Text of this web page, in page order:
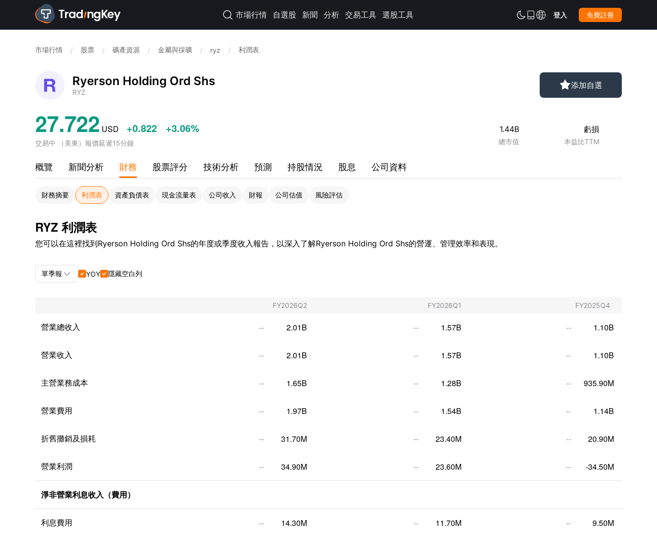
 市場行情 自選股 新聞 分析 交易工具 選股工具  登入 免費註冊
市場行情 / 股票 / 礦產資源 / 金屬與採礦 / ryz / 利潤表
Ryerson Holding Ord Shs
RYZ
添加自選
27.722 USD +0.822 +3.06%
交易中 （美東） 報價延遲15分鐘
1.44B
總市值
虧損
本益比TTM
概覽 新聞分析 財務 股票評分 技術分析 預測 持股情況 股息 公司資料
財務摘要 利潤表 資產負債表 現金流量表 公司收入 財報 公司估值 風險評估
RYZ 利潤表
您可以在這裡找到Ryerson Holding Ord Shs的年度或季度收入報告，以深入了解Ryerson Holding Ord Shs的營運、管理效率和表現。
單季報 
年報
YOY 隱藏空白列
FY2026Q2 FY2026Q1 FY2025Q4
營業總收入 -- 2.01B -- 1.57B -- 1.10B
營業收入 -- 2.01B -- 1.57B -- 1.10B
主營業務成本 -- 1.65B -- 1.28B -- 935.90M
營業費用 -- 1.97B -- 1.54B -- 1.14B
折舊攤銷及損耗 -- 31.70M -- 23.40M -- 20.90M
營業利潤 -- 34.90M -- 23.60M -- -34.50M
淨非營業利息收入（費用）
利息費用 -- 14.30M -- 11.70M -- 9.50M